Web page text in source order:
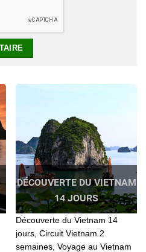
DÉCOUVERTE DU VIETNAM
14 JOURS
Découverte du Vietnam 14
jours, Circuit Vietnam 2
semaines, Voyage au Vietnam